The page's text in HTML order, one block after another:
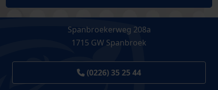
Spanbroekerweg 208a
1715 GW Spanbroek
(0226) 35 25 44